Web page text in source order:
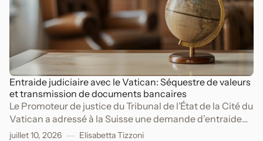
Entraide judiciaire avec le Vatican: Séquestre de valeurs
et transmission de documents bancaires
Le Promoteur de justice du Tribunal de l’État de la Cité du
Vatican a adressé à la Suisse une demande d’entraide
judiciaire dans le cadre d’une procédure pénale pour
juillet 10, 2026 Elisabetta Tizzoni